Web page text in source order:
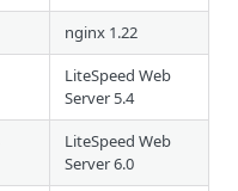
nginx 1.22
LiteSpeed Web
Server 5.4
LiteSpeed Web
Server 6.0